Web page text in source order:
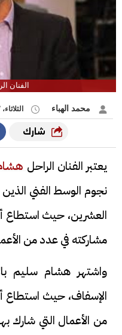
الفنان
محمد الهباء الثلاثاء، 27 يناير 2026 11:52 ص
شارك
يعتبر الفنان الراحل
نجوم الوسط الفني
العشرين، حيث استطاع
مشاركته في عدد من
واشتهر هشام سليم
الإسفاف، حيث
من الأعمال التي شارك